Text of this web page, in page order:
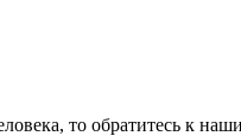
то обратитесь к